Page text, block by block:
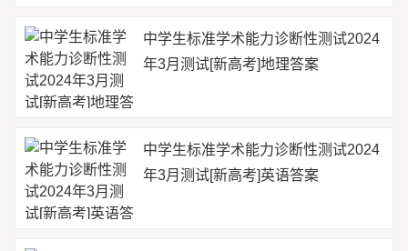
中学生标准学术能力诊断性测试2024
年3月测试[新高考]地理答案
中学生标准学术能力诊断性测试2024
年3月测试[新高考]英语答案